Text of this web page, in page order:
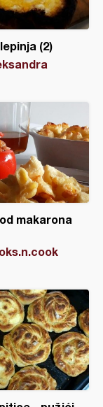
(2)
makarona